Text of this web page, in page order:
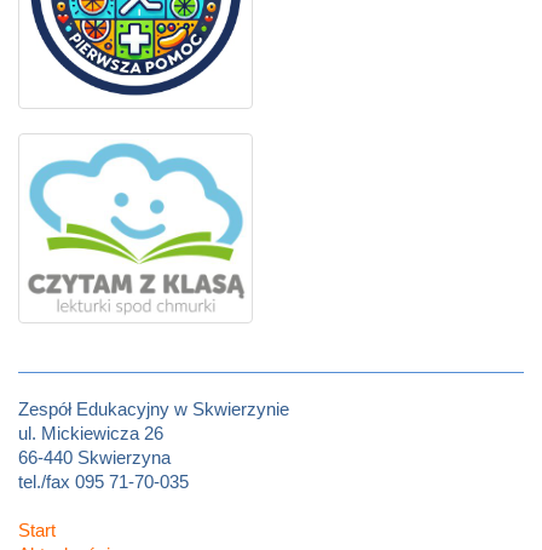
Zespół Edukacyjny w Skwierzynie
ul. Mickiewicza 26
66-440 Skwierzyna
tel./fax 095 71-70-035
Start